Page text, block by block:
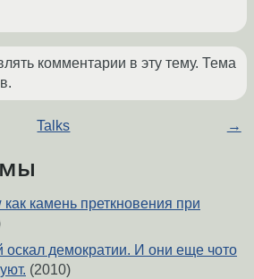
комментарии в эту тему. Тема
Talks →
камень преткновения при
оскал демократии. И они еще чото
(2010)